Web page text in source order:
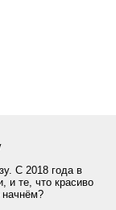
С 2018 года в
и те, что красиво